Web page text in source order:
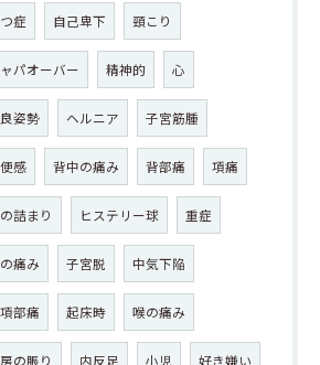
症 自己卑下 頸こり
パオーバー 精神的 心
姿勢 ヘルニア 子宮筋腫
感 背中の痛み 背部痛 項痛
詰まり ヒステリー球 重症
痛み 子宮脱 中気下陥
部痛 起床時 喉の痛み
の脹り 内反足 小児 好き嫌い